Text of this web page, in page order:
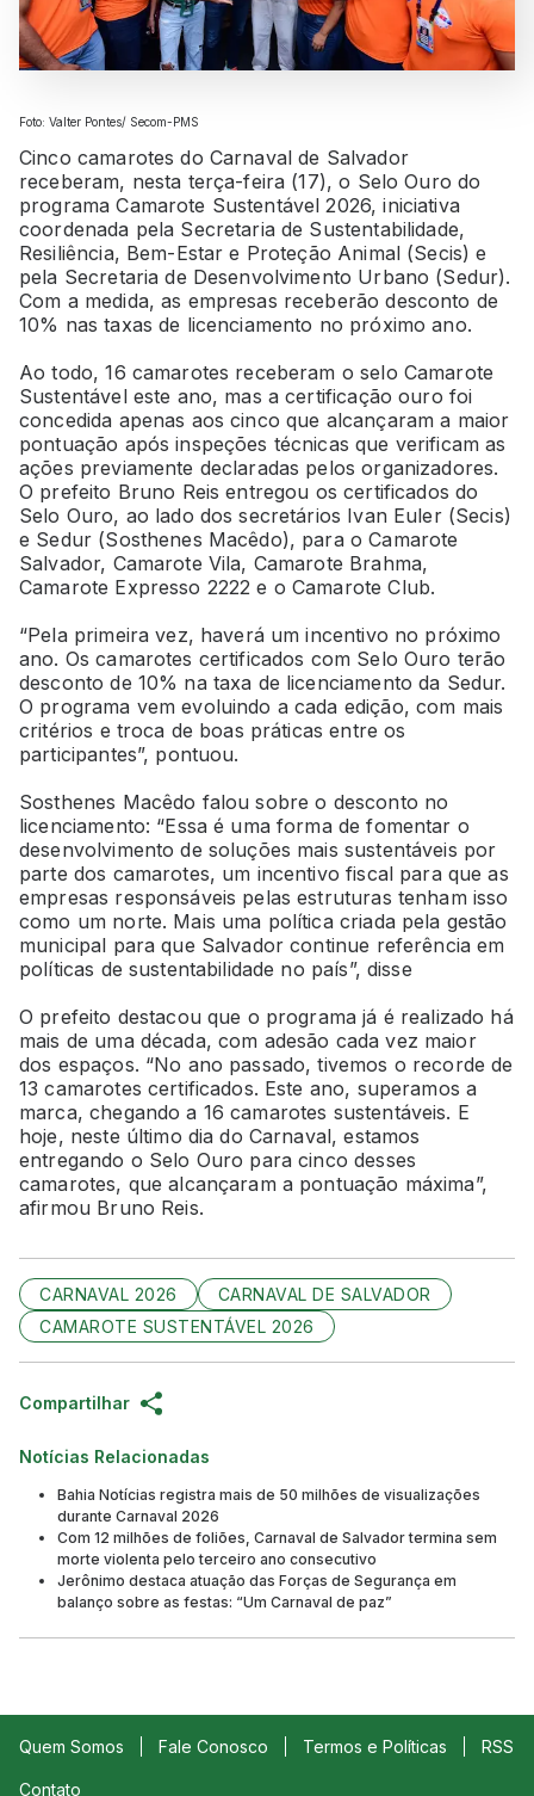
Foto: Valter Pontes/ Secom-PMS
Cinco camarotes do Carnaval de Salvador
receberam, nesta terça-feira (17), o Selo Ouro do
programa Camarote Sustentável 2026, iniciativa
coordenada pela Secretaria de Sustentabilidade,
Resiliência, Bem-Estar e Proteção Animal (Secis) e
pela Secretaria de Desenvolvimento Urbano (Sedur).
Com a medida, as empresas receberão desconto de
10% nas taxas de licenciamento no próximo ano.
Ao todo, 16 camarotes receberam o selo Camarote
Sustentável este ano, mas a certificação ouro foi
concedida apenas aos cinco que alcançaram a maior
pontuação após inspeções técnicas que verificam as
ações previamente declaradas pelos organizadores.
O prefeito Bruno Reis entregou os certificados do
Selo Ouro, ao lado dos secretários Ivan Euler (Secis)
e Sedur (Sosthenes Macêdo), para o Camarote
Salvador, Camarote Vila, Camarote Brahma,
Camarote Expresso 2222 e o Camarote Club.
“Pela primeira vez, haverá um incentivo no próximo
ano. Os camarotes certificados com Selo Ouro terão
desconto de 10% na taxa de licenciamento da Sedur.
O programa vem evoluindo a cada edição, com mais
critérios e troca de boas práticas entre os
participantes”, pontuou.
Sosthenes Macêdo falou sobre o desconto no
licenciamento: “Essa é uma forma de fomentar o
desenvolvimento de soluções mais sustentáveis por
parte dos camarotes, um incentivo fiscal para que as
empresas responsáveis pelas estruturas tenham isso
como um norte. Mais uma política criada pela gestão
municipal para que Salvador continue referência em
políticas de sustentabilidade no país”, disse
O prefeito destacou que o programa já é realizado há
mais de uma década, com adesão cada vez maior
dos espaços. “No ano passado, tivemos o recorde de
13 camarotes certificados. Este ano, superamos a
marca, chegando a 16 camarotes sustentáveis. E
hoje, neste último dia do Carnaval, estamos
entregando o Selo Ouro para cinco desses
camarotes, que alcançaram a pontuação máxima”,
afirmou Bruno Reis.
CARNAVAL 2026
CARNAVAL DE SALVADOR
CAMAROTE SUSTENTÁVEL 2026
Compartilhar
Notícias Relacionadas
Bahia Notícias registra mais de 50 milhões de visualizações
durante Carnaval 2026
Com 12 milhões de foliões, Carnaval de Salvador termina sem
morte violenta pelo terceiro ano consecutivo
Jerônimo destaca atuação das Forças de Segurança em
balanço sobre as festas: “Um Carnaval de paz”
Quem Somos Fale Conosco Termos e Políticas RSS
Contato